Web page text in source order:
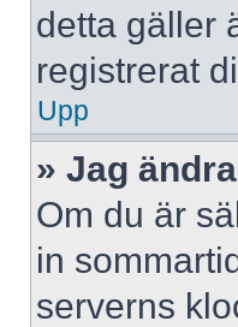
detta gäller
registrerat
Upp
» Jag
Om du är
in
serverns